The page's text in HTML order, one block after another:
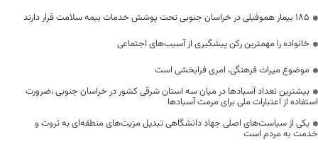
۱۸۵ بیمار هموفیلی در خراسان جنوبی تحت پوشش خدمات بیمه سلامت قرار دارند
خانواده را مهمترین رکن پیشگیری از آسیب‌های اجتماعی
موضوع میراث فرهنگی، امری فرابخشی است
بیشترین تعداد آسبادها در میان سه استان شرقی کشور در خراسان جنوبی ،ضرورت
استفاده از اعتبارات ملی برای مرمت آسبادها
یکی از سیاست‌های اصلی جهاد دانشگاهی تبدیل مزیت‌های منطقه‌ای به ثروت و
خدمت به مردم است